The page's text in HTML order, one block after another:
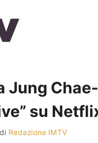
Jung
su
di Redazione IMTV